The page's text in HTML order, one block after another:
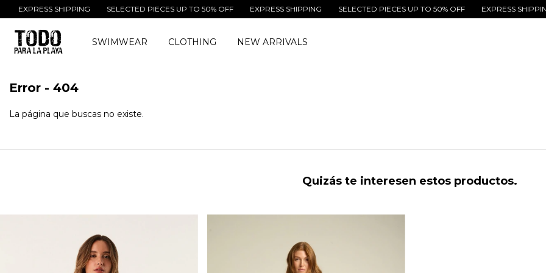
EXPRESS SHIPPING SELECTED PIECES UP TO 50% OFF EXPRESS SHIPPING SELECTED PIECES UP TO 50% OFF EXPRESS SHIPPING
SWIMWEAR CLOTHING NEW ARRIVALS
Error - 404
La página que buscas no existe.
Quizás te interesen estos productos.